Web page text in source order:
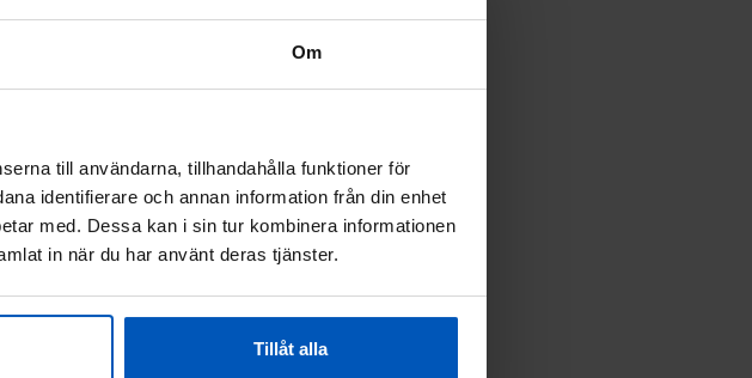
Om
till användarna, tillhandahålla funktioner för
identifierare och annan information från din enhet
med. Dessa kan i sin tur kombinera informationen
in när du har använt deras tjänster.
Tillåt alla
jolloin alkaa epätasaisella rummuttaa renkaaseen.